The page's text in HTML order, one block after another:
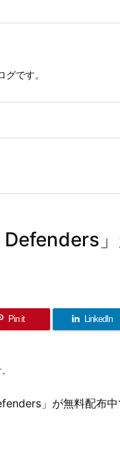
です。
」
Pin it LinkedIn
」が無料配布中